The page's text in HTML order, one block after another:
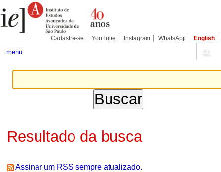
para
conteúdo.
Pessoais
Cadastre-se YouTube Instagram WhatsApp English
menu
Resultado da busca
Assinar um RSS sempre atualizado.